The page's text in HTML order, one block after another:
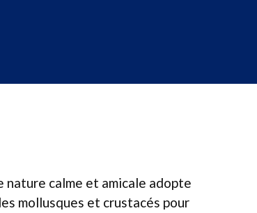
nature calme et amicale adopte
mollusques et crustacés pour